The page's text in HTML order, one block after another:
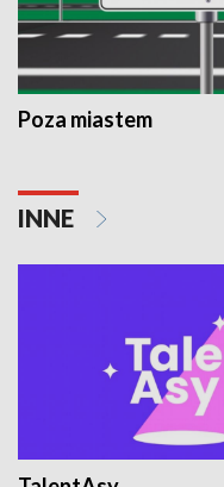
Poza miastem
INNE